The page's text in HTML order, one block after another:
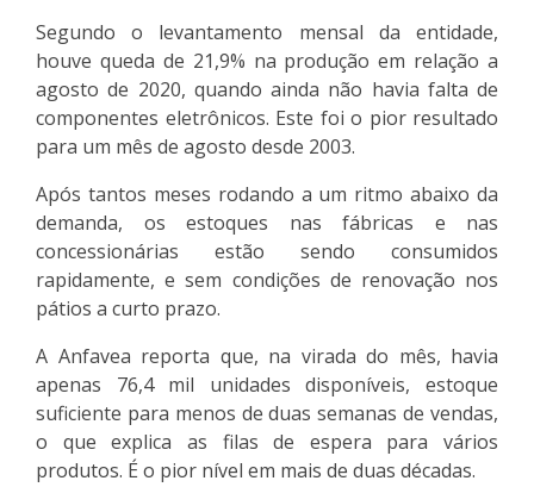
Segundo o levantamento mensal da entidade,
houve queda de 21,9% na produção em relação a
agosto de 2020, quando ainda não havia falta de
componentes eletrônicos. Este foi o pior resultado
para um mês de agosto desde 2003.
Após tantos meses rodando a um ritmo abaixo da
demanda, os estoques nas fábricas e nas
concessionárias estão sendo consumidos
rapidamente, e sem condições de renovação nos
pátios a curto prazo.
A Anfavea reporta que, na virada do mês, havia
apenas 76,4 mil unidades disponíveis, estoque
suficiente para menos de duas semanas de vendas,
o que explica as filas de espera para vários
produtos. É o pior nível em mais de duas décadas.